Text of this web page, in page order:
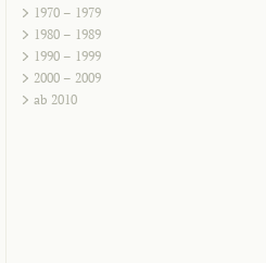
1970 – 1979
1980 – 1989
1990 – 1999
2000 – 2009
ab 2010